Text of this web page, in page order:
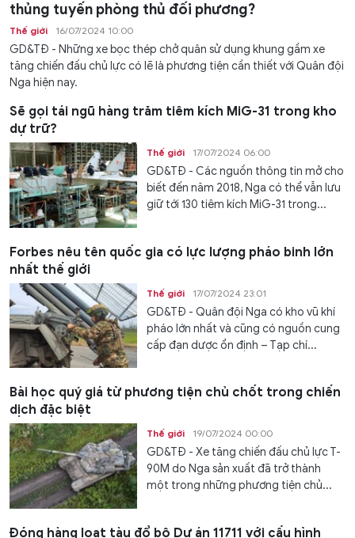
thủng tuyến phòng thủ đối phương?
Thế giới 16/07/2024 10:00
GD&TĐ - Những xe bọc thép chở quân sử dụng khung gầm xe
tăng chiến đấu chủ lực có lẽ là phương tiện cần thiết với Quân đội
Nga hiện nay.
Sẽ gọi tái ngũ hàng trăm tiêm kích MiG-31 trong kho
dự trữ?
Thế giới 17/07/2024 06:00
GD&TĐ - Các nguồn thông tin mở cho
biết đến năm 2018, Nga có thể vẫn lưu
giữ tới 130 tiêm kích MiG-31 trong...
Forbes nêu tên quốc gia có lực lượng pháo binh lớn
nhất thế giới
Thế giới 17/07/2024 23:01
GD&TĐ - Quân đội Nga có kho vũ khí
pháo lớn nhất và cũng có nguồn cung
cấp đạn dược ổn định – Tạp chí...
Bài học quý giá từ phương tiện chủ chốt trong chiến
dịch đặc biệt
Thế giới 19/07/2024 00:00
GD&TĐ - Xe tăng chiến đấu chủ lực T-
90M do Nga sản xuất đã trở thành
một trong những phương tiện chủ...
Đóng hàng loạt tàu đổ bộ Dự án 11711 với cấu hình